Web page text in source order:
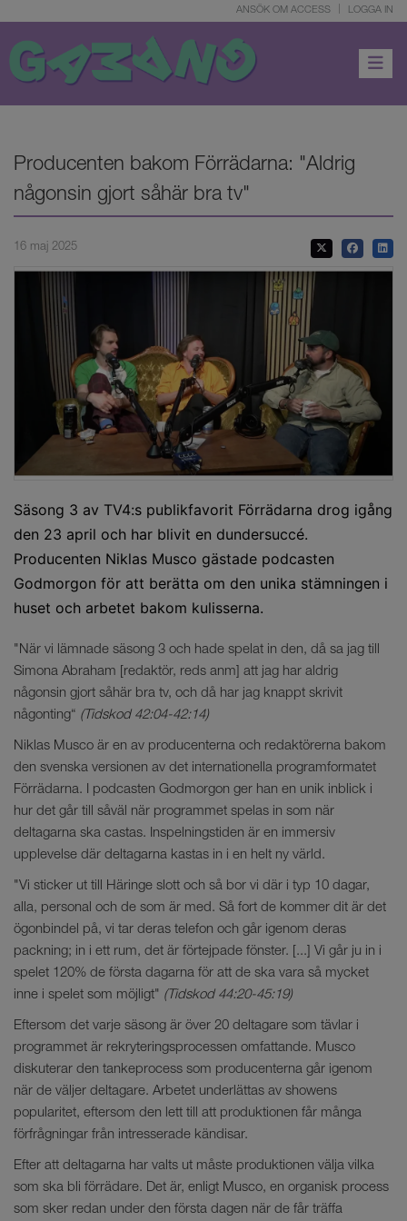
ANSÖK OM ACCESS LOGGA IN
Toggle
Producenten bakom Förrädarna: "Aldrig
någonsin gjort såhär bra tv"
16 maj 2025
Säsong 3 av TV4:s publikfavorit Förrädarna drog igång
den 23 april och har blivit en dundersuccé.
Producenten Niklas Musco gästade podcasten
Godmorgon för att berätta om den unika stämningen i
huset och arbetet bakom kulisserna.
"När vi lämnade säsong 3 och hade spelat in den, då sa jag till
Simona Abraham [redaktör, reds anm] att jag har aldrig
någonsin gjort såhär bra tv, och då har jag knappt skrivit
någonting“ (Tidskod 42:04-42:14)
Niklas Musco är en av producenterna och redaktörerna bakom
den svenska versionen av det internationella programformatet
Förrädarna. I podcasten Godmorgon ger han en unik inblick i
hur det går till såväl när programmet spelas in som när
deltagarna ska castas. Inspelningstiden är en immersiv
upplevelse där deltagarna kastas in i en helt ny värld.
"Vi sticker ut till Häringe slott och så bor vi där i typ 10 dagar,
alla, personal och de som är med. Så fort de kommer dit är det
ögonbindel på, vi tar deras telefon och går igenom deras
packning; in i ett rum, det är förtejpade fönster. [...] Vi går ju in i
spelet 120% de första dagarna för att de ska vara så mycket
inne i spelet som möjligt" (Tidskod 44:20-45:19)
Eftersom det varje säsong är över 20 deltagare som tävlar i
programmet är rekryteringsprocessen omfattande. Musco
diskuterar den tankeprocess som producenterna går igenom
när de väljer deltagare. Arbetet underlättas av showens
popularitet, eftersom den lett till att produktionen får många
förfrågningar från intresserade kändisar.
Efter att deltagarna har valts ut måste produktionen välja vilka
som ska bli förrädare. Det är, enligt Musco, en organisk process
som sker redan under den första dagen när de får träffa